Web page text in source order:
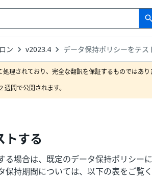
search
ン v2023.4 データ保持ポリシーをテス
理されており、完全な翻訳を保証するものではあり
間で公開されます。
トする
場合は、既定のデータ保持ポリシーに
持期間については、以下の表をご覧く